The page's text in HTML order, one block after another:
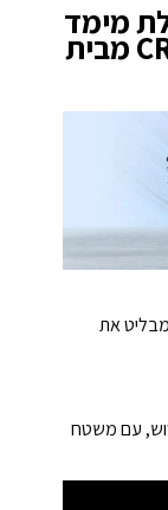
מימד
דגם CR-Silk 1.75mm PLA מבית
את
עם משטח